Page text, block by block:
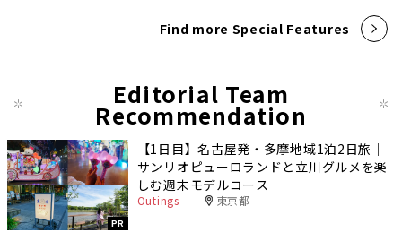
Find more Special Features
Editorial Team
Recommendation
PR
【1日目】名古屋発・多摩地域1泊2日旅｜
サンリオピューロランドと立川グルメを楽
しむ週末モデルコース
Outings 東京都